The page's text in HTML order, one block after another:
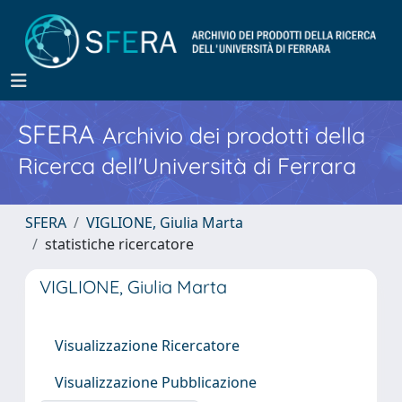
SFERA Archivio dei prodotti della
Ricerca dell'Università di Ferrara
SFERA
VIGLIONE, Giulia Marta
statistiche ricercatore
VIGLIONE, Giulia Marta
Visualizzazione Ricercatore
Visualizzazione Pubblicazione